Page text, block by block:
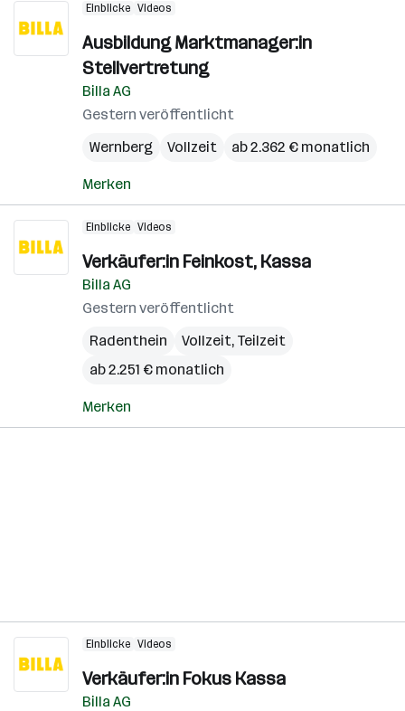
Einblicke Videos
Ausbildung Marktmanager:in
Stellvertretung
Billa AG
Gestern veröffentlicht
Wernberg
Vollzeit ab 2.362 € monatlich
Merken
Einblicke Videos
Verkäufer:in Feinkost, Kassa
Billa AG
Gestern veröffentlicht
Radenthein
Vollzeit, Teilzeit
ab 2.251 € monatlich
Merken
Einblicke Videos
Verkäufer:in Fokus Kassa
Billa AG